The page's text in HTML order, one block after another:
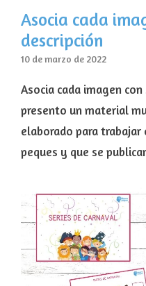
Asocia cada
descripción
10 de marzo de 2022
Asocia cada imagen
presento un material
elaborado para
peques y que se